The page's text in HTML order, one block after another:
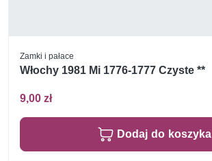
Zamki i pałace
Włochy 1981 Mi 1776-1777 Czyste **
9,00 zł
Dodaj do koszyka